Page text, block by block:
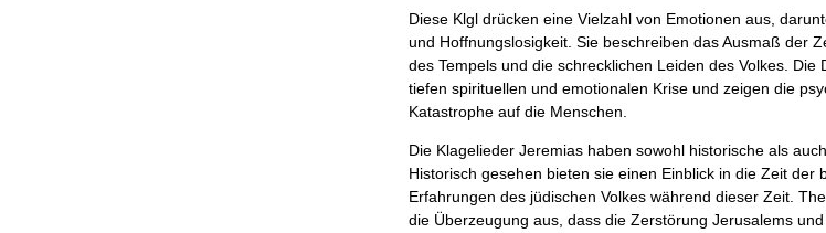
Diese Klgl drücken eine Vielzahl von Emotionen aus,
und Hoffnungslosigkeit. Sie beschreiben das Ausmaß der
des Tempels und die schrecklichen Leiden des Volkes. Die
tiefen spirituellen und emotionalen Krise und zeigen die
Katastrophe auf die Menschen.
Die Klagelieder Jeremias haben sowohl historische als
Historisch gesehen bieten sie einen Einblick in die Zeit der
Erfahrungen des jüdischen Volkes während dieser Zeit.
die Überzeugung aus, dass die Zerstörung Jerusalems